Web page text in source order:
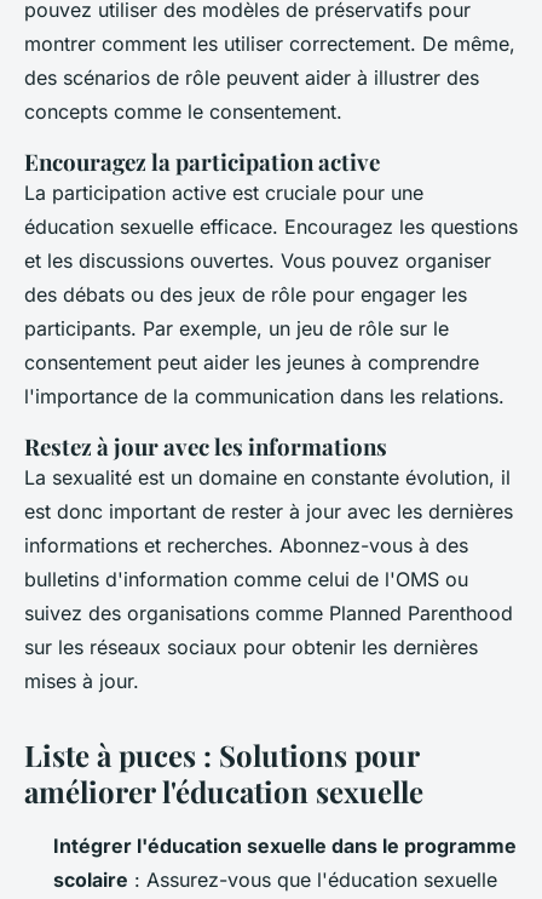
pouvez utiliser des modèles de préservatifs pour
montrer comment les utiliser correctement. De même,
des scénarios de rôle peuvent aider à illustrer des
concepts comme le consentement.
Encouragez la participation active
La participation active est cruciale pour une
éducation sexuelle efficace. Encouragez les questions
et les discussions ouvertes. Vous pouvez organiser
des débats ou des jeux de rôle pour engager les
participants. Par exemple, un jeu de rôle sur le
consentement peut aider les jeunes à comprendre
l'importance de la communication dans les relations.
Restez à jour avec les informations
La sexualité est un domaine en constante évolution, il
est donc important de rester à jour avec les dernières
informations et recherches. Abonnez-vous à des
bulletins d'information comme celui de l'OMS ou
suivez des organisations comme Planned Parenthood
sur les réseaux sociaux pour obtenir les dernières
mises à jour.
Liste à puces : Solutions pour
améliorer l'éducation sexuelle
Intégrer l'éducation sexuelle dans le programme
scolaire : Assurez-vous que l'éducation sexuelle